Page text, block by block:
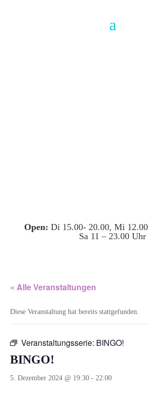
Open: Di 15.00- 20.00, Mi
Sa 11 – 23.00 Uhr
« Alle Veranstaltungen
Diese Veranstaltung hat bereits stattgefunden.
Veranstaltungsserie: BINGO!
BINGO!
5. Dezember 2024 @ 19:30 - 22:00